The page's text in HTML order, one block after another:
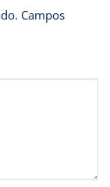
Campos